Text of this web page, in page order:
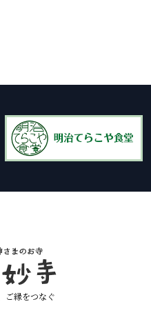
ご縁をつなぐ